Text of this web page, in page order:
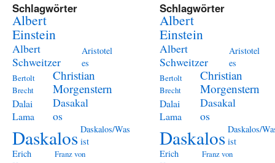
Schlagwörter
Albert
Einstein
Albert
Schweitzer
Aristotel
es
Bertolt
Brecht
Christian
Morgenstern
Dalai
Lama
Dasakal
os
Daskalos Daskalos/Was
ist
Erich
Franz von
Schlagwörter
Albert
Einstein
Albert
Schweitzer
Aristotel
es
Bertolt
Brecht
Christian
Morgenstern
Dalai
Lama
Dasakal
os
Daskalos Daskalos/
ist
Erich
Franz von